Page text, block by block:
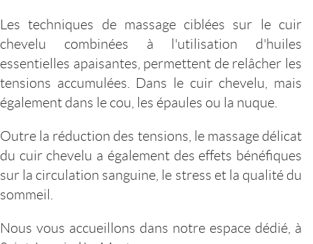
Les techniques de massage ciblées sur le cuir
chevelu combinées à l'utilisation d'huiles
essentielles apaisantes, permettent de relâcher les
tensions accumulées. Dans le cuir chevelu, mais
également dans le cou, les épaules ou la nuque.
Outre la réduction des tensions, le massage délicat
du cuir chevelu a également des effets bénéfiques
sur la circulation sanguine, le stress et la qualité du
sommeil.
Nous vous accueillons dans notre espace dédié, à